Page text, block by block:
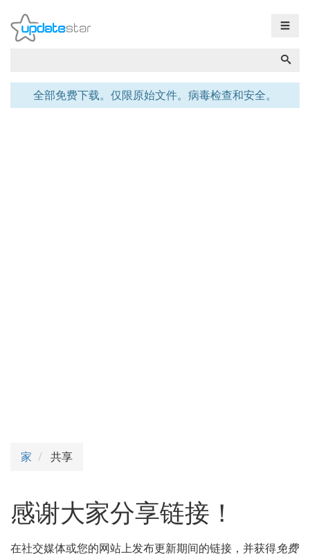
☰
全部免费下载。仅限原始文件。病毒检查和安全。
家 共享
感谢大家分享链接！
在社交媒体或您的网站上发布更新期间的链接，并获得免费